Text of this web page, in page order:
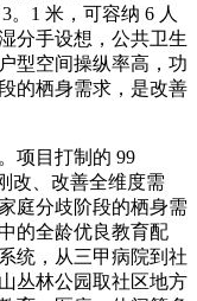
1 米，可容纳 6 人
分手设想，公共卫生
型空间操纵率高，功
的栖身需求，是改善
项目打制的 99
改、改善全维度需
庭分歧阶段的栖身需
的全龄优良教育配
统，从三甲病院到社
丛林公园取社区地方